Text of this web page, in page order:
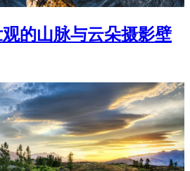
的山脉与云朵摄影壁